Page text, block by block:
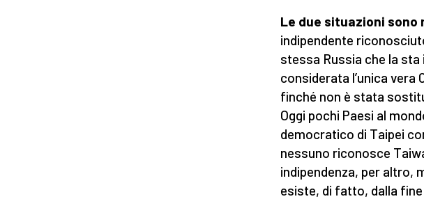
Le due situazioni sono
indipendente
stessa Russia che la
considerata l’unica vera
finché non è stata
Oggi pochi Paesi al
democratico di Taipei
nessuno riconosce
indipendenza, per altro,
esiste, di fatto, dalla fine